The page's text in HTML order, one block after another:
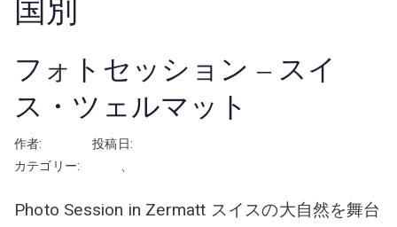
国別
フォトセッション – スイ
ス・ツェルマット
作者: rhayashi投稿日:
カテゴリー:
、
Photo Session in Zermatt スイスの大自然を舞台